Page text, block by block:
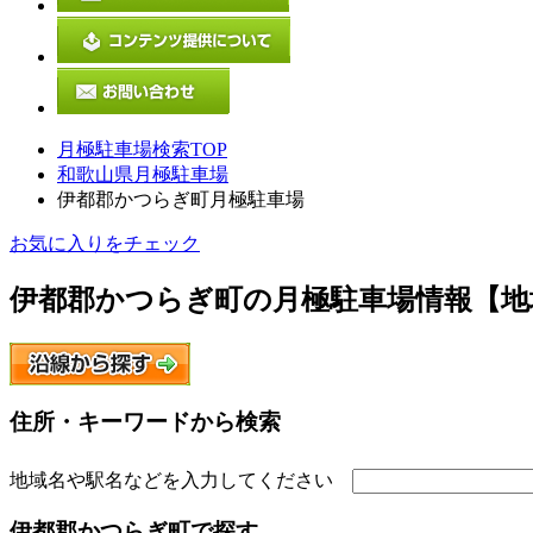
月極駐車場検索TOP
和歌山県月極駐車場
伊都郡かつらぎ町月極駐車場
お気に入りをチェック
伊都郡かつらぎ町の月極駐車場情報【
住所・キーワードから検索
地域名や駅名などを入力してください